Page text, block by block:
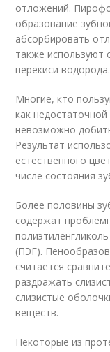
отложений.
образование
абсорбировать
также
перекиси водорода.
Многие, кто
как
невозможно
Результат
естественного
числе состояния
Более половины
содержат
(ПЭГ).
считается
раздражать
слизистые
веществ.
Некоторые из